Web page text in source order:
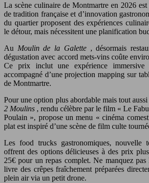
La scène culinaire de Montmartre en 2026
de tradition française et d’innovation
du quartier proposent des expériences
le détour, mais nécessitent une planification
Au Moulin de la Galette , désormais
dégustation avec accord mets-vins coûte
Ce prix inclut une expérience
accompagné d’une projection mapping sur
de Montmartre.
Pour une option plus abordable mais tout
2 Moulins , rendu célèbre par le film « Le
Poulain », propose un menu « cinéma
plat est inspiré d’une scène de film culte
Les food trucks gastronomiques, nouvelle
offrent des options délicieuses à des prix
25€ pour un repas complet. Ne manquez pas
livre des crêpes fraîchement préparées
plein air via un petit drone.